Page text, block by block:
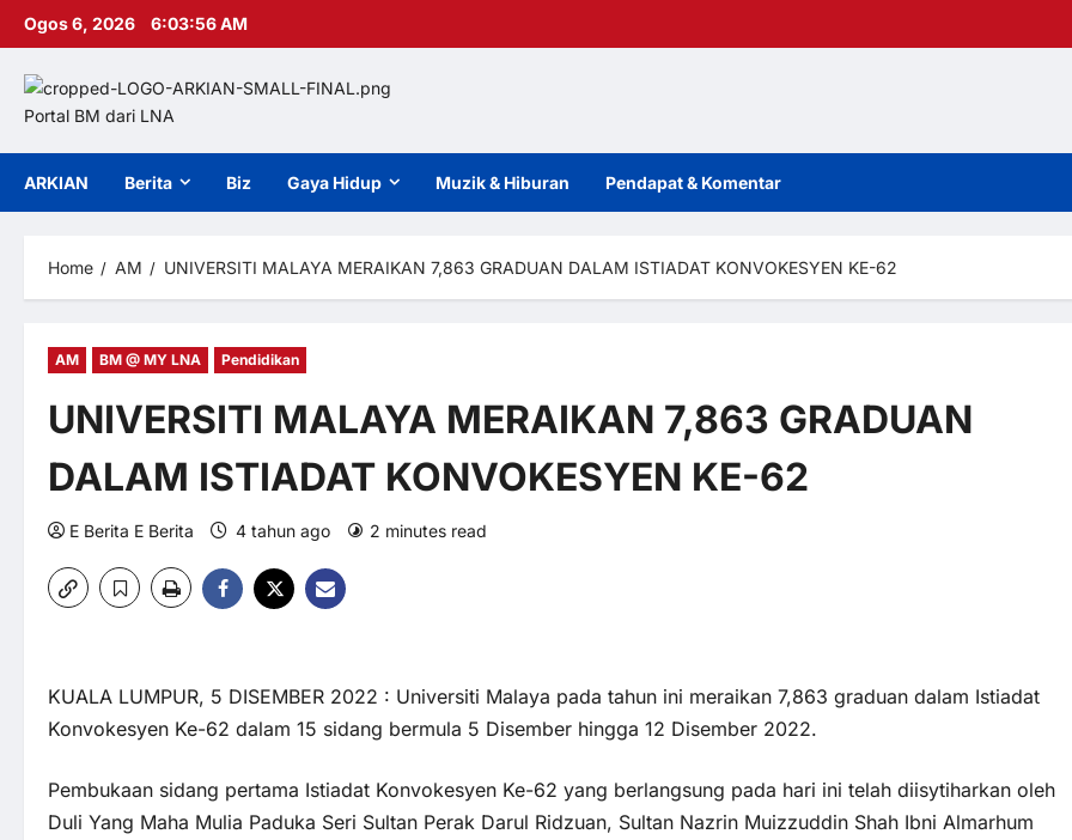
Skip
Ogos 6, 2026 6:03:56 AM
Portal BM dari LNA
ARKIAN Berita Biz Gaya Hidup Muzik & Hiburan Pendapat & Komentar
Home AM UNIVERSITI MALAYA MERAIKAN 7,863 GRADUAN DALAM ISTIADAT KONVOKESYEN KE-62
AM BM @ MY LNA Pendidikan
UNIVERSITI MALAYA MERAIKAN 7,863 GRADUAN
DALAM ISTIADAT KONVOKESYEN KE-62
E Berita E Berita 4 tahun ago 2 minutes read
KUALA LUMPUR, 5 DISEMBER 2022 : Universiti Malaya pada tahun ini meraikan 7,863 graduan dalam Istiadat
Konvokesyen Ke-62 dalam 15 sidang bermula 5 Disember hingga 12 Disember 2022.
Pembukaan sidang pertama Istiadat Konvokesyen Ke-62 yang berlangsung pada hari ini telah diisytiharkan oleh
Duli Yang Maha Mulia Paduka Seri Sultan Perak Darul Ridzuan, Sultan Nazrin Muizzuddin Shah Ibni Almarhum